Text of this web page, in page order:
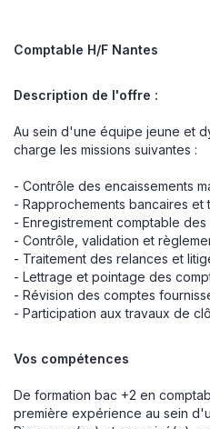
Comptable H/F Nantes
Description de l'offre :
Au sein d'une équipe jeune et
charge les missions suivantes :
- Contrôle des encaissements
- Rapprochements bancaires et
- Enregistrement comptable des
- Contrôle, validation et
- Traitement des relances et
- Lettrage et pointage des
- Révision des comptes
- Participation aux travaux de
Vos compétences
De formation bac +2 en
première expérience au sein